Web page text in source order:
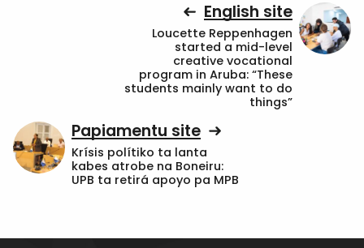
English site
Loucette Reppenhagen
started a mid-level
creative vocational
program in Aruba: “These
students mainly want to do
things”
Papiamentu site
Krísis polítiko ta lanta
kabes atrobe na Boneiru:
UPB ta retirá apoyo pa MPB